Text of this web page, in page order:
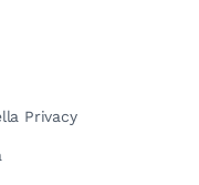
Privacy